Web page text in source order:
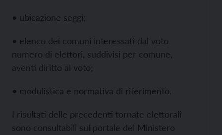
• ubicazione seggi;
• elenco dei comuni interessati dal voto
numero di elettori, suddivisi per comune,
aventi diritto al voto;
• modulistica e normativa di riferimento.
I risultati delle precedenti tornate elettorali
sono consultabili sul portale del Ministero